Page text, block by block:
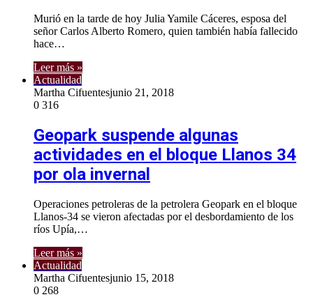
Murió en la tarde de hoy Julia Yamile Cáceres, esposa del
señor Carlos Alberto Romero, quien también había fallecido
hace…
Leer más »
Actualidad
Martha Cifuentesjunio 21, 2018
0 316
Geopark suspende algunas
actividades en el bloque Llanos 34
por ola invernal
Operaciones petroleras de la petrolera Geopark en el bloque
Llanos-34 se vieron afectadas por el desbordamiento de los
ríos Upía,…
Leer más »
Actualidad
Martha Cifuentesjunio 15, 2018
0 268